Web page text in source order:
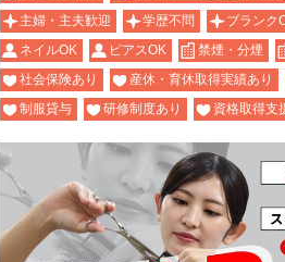
主婦・主夫歓迎
学歴不問 ブランク
ネイルOK
ピアスOK 禁煙・分煙
社会保険あり
産休・育休取得実績あり
制服貸与
研修制度あり 資格取得支